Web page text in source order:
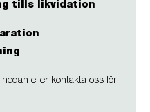
tills likvidation
eller kontakta oss för